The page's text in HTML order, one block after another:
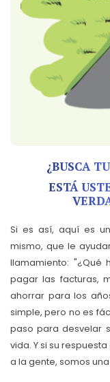
¿BUSCA
ESTÁ
Si es así, aquí es
mismo, que le
llamamiento:
pagar las facturas,
ahorrar para los
simple, pero no es
paso para desvelar
vida. Y si su
a la gente, somos